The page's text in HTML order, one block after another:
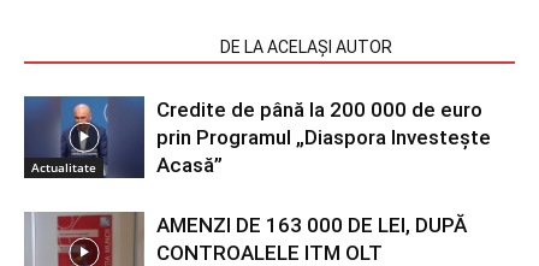
DE LA ACELAȘI AUTOR
Actualitate
Credite de până la 200 000 de euro
prin Programul „Diaspora Investește
Acasă”
AMENZI DE 163 000 DE LEI, DUPĂ
CONTROALELE ITM OLT